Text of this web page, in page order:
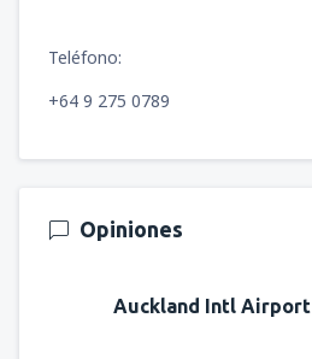
Teléfono:
+64 9 275 0789
Opiniones
Auckland Intl